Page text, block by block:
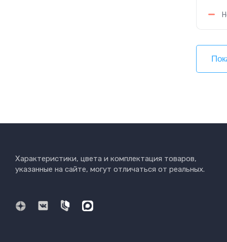
Характеристики, цвета и комплектация товаров,
указанные на сайте, могут отличаться от реальных.